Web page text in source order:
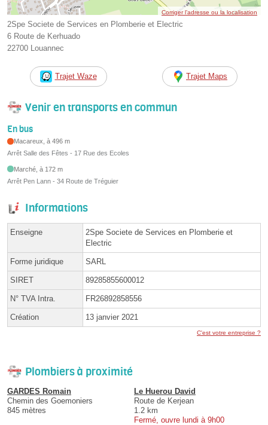
Corriger l’adresse ou la localisation
2Spe Societe de Services en Plomberie et Electric
6 Route de Kerhuado
22700 Louannec
Trajet Waze Trajet Maps
Venir en transports en commun
En bus
Macareux, à 496 m
Arrêt Salle des Fêtes - 17 Rue des Ecoles
Marché, à 172 m
Arrêt Pen Lann - 34 Route de Tréguier
Informations
Enseigne
2Spe Societe de Services en Plomberie et
Electric
Forme juridique SARL
SIRET 89285855600012
N° TVA Intra. FR26892858556
Création 13 janvier 2021
C'est votre entreprise ?
Plombiers à proximité
GARDES Romain
Chemin des Goemoniers
845 mètres
Le Huerou David
Route de Kerjean
1.2 km
Fermé, ouvre lundi à 9h00